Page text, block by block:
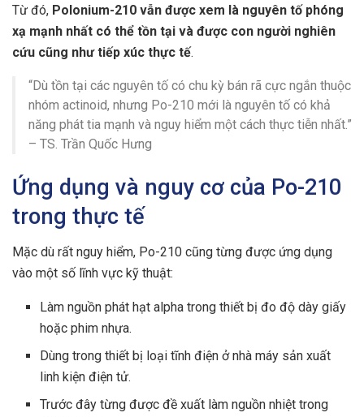
Từ đó, Polonium-210 vẫn được xem là nguyên tố phóng
xạ mạnh nhất có thể tồn tại và được con người nghiên
cứu cũng như tiếp xúc thực tế.
“Dù tồn tại các nguyên tố có chu kỳ bán rã cực ngắn thuộc
nhóm actinoid, nhưng Po-210 mới là nguyên tố có khả
năng phát tia mạnh và nguy hiểm một cách thực tiễn nhất.”
– TS. Trần Quốc Hưng
Ứng dụng và nguy cơ của Po-210
trong thực tế
Mặc dù rất nguy hiểm, Po-210 cũng từng được ứng dụng
vào một số lĩnh vực kỹ thuật:
Làm nguồn phát hạt alpha trong thiết bị đo độ dày giấy
hoặc phim nhựa.
Dùng trong thiết bị loại tĩnh điện ở nhà máy sản xuất
linh kiện điện tử.
Trước đây từng được đề xuất làm nguồn nhiệt trong